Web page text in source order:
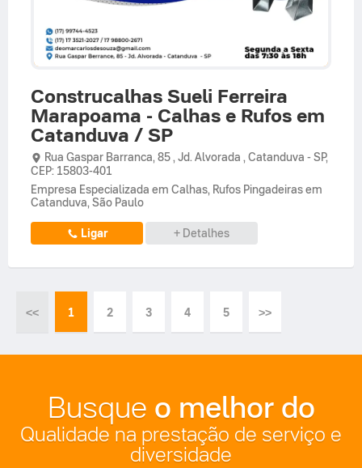
Construcalhas Sueli Ferreira
Marapoama - Calhas e Rufos em
Catanduva / SP
Rua Gaspar Barranca, 85 , Jd. Alvorada , Catanduva - SP,
CEP: 15803-401
Empresa Especializada em Calhas, Rufos Pingadeiras em
Catanduva, São Paulo
Ligar + Detalhes
Busque o melhor do
Qualidade na prestação de serviço e
diversidade